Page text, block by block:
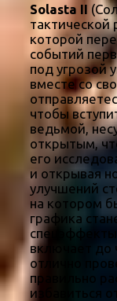
Solasta II
тактической
которой
событий
под угрозой
вместе со
чтобы
ведьмой,
открытым,
его
и открывая
улучшений
на котором
графика
включает до
отлично
правильно
избавиться